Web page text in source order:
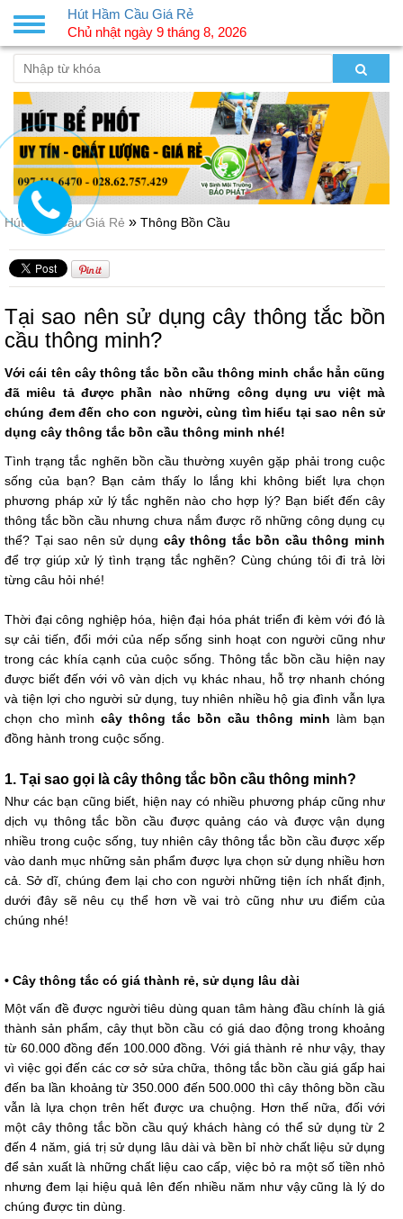
Hút Hầm Cầu Giá Rẻ » Thông Bồn Cầu
Tại sao nên sử dụng cây thông tắc bồn
cầu thông minh?
Với cái tên cây thông tắc bồn cầu thông minh chắc hẳn cũng
đã miêu tả được phần nào những công dụng ưu việt mà
chúng đem đến cho con người, cùng tìm hiểu tại sao nên sử
dụng cây thông tắc bồn cầu thông minh nhé!
Tình trạng tắc nghẽn bồn cầu thường xuyên gặp phải trong cuộc
sống của bạn? Bạn cảm thấy lo lắng khi không biết lựa chọn
phương pháp xử lý tắc nghẽn nào cho hợp lý? Bạn biết đến cây
thông tắc bồn cầu nhưng chưa nắm được rõ những công dụng cụ
thể? Tại sao nên sử dụng cây thông tắc bồn cầu thông minh
để trợ giúp xử lý tình trạng tắc nghẽn? Cùng chúng tôi đi trả lời
từng câu hỏi nhé!
Thời đại công nghiệp hóa, hiện đại hóa phát triển đi kèm với đó là
sự cải tiến, đổi mới của nếp sống sinh hoạt con người cũng như
trong các khía cạnh của cuộc sống. Thông tắc bồn cầu hiện nay
được biết đến với vô vàn dịch vụ khác nhau, hỗ trợ nhanh chóng
và tiện lợi cho người sử dụng, tuy nhiên nhiều hộ gia đình vẫn lựa
chọn cho mình cây thông tắc bồn cầu thông minh làm bạn
đồng hành trong cuộc sống.
1. Tại sao gọi là cây thông tắc bồn cầu thông minh?
Như các bạn cũng biết, hiện nay có nhiều phương pháp cũng như
dịch vụ thông tắc bồn cầu được quảng cáo và được vận dụng
nhiều trong cuộc sống, tuy nhiên cây thông tắc bồn cầu được xếp
vào danh mục những sản phẩm được lựa chọn sử dụng nhiều hơn
cả. Sở dĩ, chúng đem lại cho con người những tiện ích nhất định,
dưới đây sẽ nêu cụ thể hơn về vai trò cũng như ưu điểm của
chúng nhé!
• Cây thông tắc có giá thành rẻ, sử dụng lâu dài
Một vấn đề được người tiêu dùng quan tâm hàng đầu chính là giá
thành sản phẩm, cây thụt bồn cầu có giá dao động trong khoảng
từ 60.000 đồng đến 100.000 đồng. Với giá thành rẻ như vậy, thay
vì việc gọi đến các cơ sở sửa chữa, thông tắc bồn cầu giá gấp hai
đến ba lần khoảng từ 350.000 đến 500.000 thì cây thông bồn cầu
vẫn là lựa chọn trên hết được ưa chuộng. Hơn thế nữa, đối với
một cây thông tắc bồn cầu quý khách hàng có thể sử dụng từ 2
đến 4 năm, giá trị sử dụng lâu dài và bền bỉ nhờ chất liệu sử dụng
để sản xuất là những chất liệu cao cấp, việc bỏ ra một số tiền nhỏ
nhưng đem lại hiệu quả lên đến nhiều năm như vậy cũng là lý do
chúng được tin dùng.
Toggle
navigation
Hút Hầm Cầu Giá Rẻ
Chủ nhật ngày 9 tháng 8, 2026